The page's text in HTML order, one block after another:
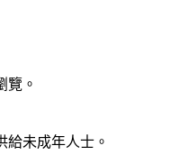
覽。
給未成年人士。